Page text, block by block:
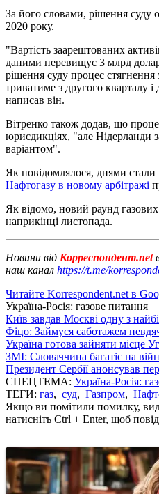
За його словами, рішення суду
2020 року.
"Вартість заарештованих
даними перевищує 3 млрд
рішення суду процес
триватиме з другого кварталу
написав він.
Вітренко також додав, що
юрисдикціях, "але Нідерланди
варіантом".
Як повідомлялося, днями стали
Нафтогазу в новому арбітражі
Як відомо, новий раунд газових
наприкінці листопада.
Новини від Корреспондент.net
наш канал https://t.me/
Читайте Korrespondent.net в
Україна-Росія: газове питання
Київ завдав Москві одну з
Фіцо: Займуся саботажем
Україна готова зайняти
ЗМІ: Словаччина багатіє на
Президент Сербії анонсував
СПЕЦТЕМА: Україна-Росія:
ТЕГИ: газ, суд, Газпром,
Якщо ви помітили помилку,
натисніть Ctrl + Enter, щоб